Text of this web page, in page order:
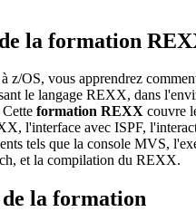
la formation
z/OS, vous apprendrez
le langage REXX, dans
formation REXX couvre
l'interface avec ISPF,
tels que la console MVS,
et la compilation du REXX.
la formation